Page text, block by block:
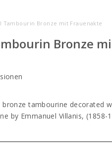
Tambourin Bronze mit Frauenakte
Bronze
tambourine decorated
by Emmanuel Villanis, (1858-